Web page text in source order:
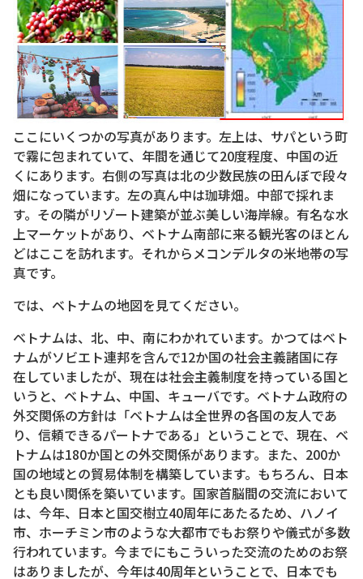
ここにいくつかの写真があります。左上は、サパという町
で霧に包まれていて、年間を通じて20度程度、中国の近
くにあります。右側の写真は北の少数民族の田んぼで段々
畑になっています。左の真ん中は珈琲畑。中部で採れま
す。その隣がリゾート建築が並ぶ美しい海岸線。有名な水
上マーケットがあり、ベトナム南部に来る観光客のほとん
どはここを訪れます。それからメコンデルタの米地帯の写
真です。
では、ベトナムの地図を見てください。
ベトナムは、北、中、南にわかれています。かつてはベト
ナムがソビエト連邦を含んで12か国の社会主義諸国に存
在していましたが、現在は社会主義制度を持っている国と
いうと、ベトナム、中国、キューバです。ベトナム政府の
外交関係の方針は「ベトナムは全世界の各国の友人であ
り、信頼できるパートナである」ということで、現在、ベ
トナムは180か国との外交関係があります。また、200か
国の地域との貿易体制を構築しています。もちろん、日本
とも良い関係を築いています。国家首脳間の交流において
は、今年、日本と国交樹立40周年にあたるため、ハノイ
市、ホーチミン市のような大都市でもお祭りや儀式が多数
行われています。今までにもこういった交流のためのお祭
はありましたが、今年は40周年ということで、日本でも